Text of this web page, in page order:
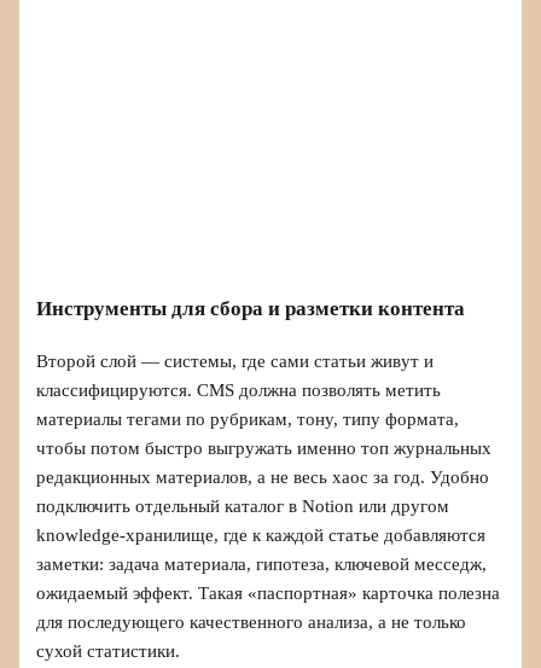
Инструменты для сбора и разметки контента
Второй слой — системы, где сами статьи живут и
классифицируются. CMS должна позволять метить
материалы тегами по рубрикам, тону, типу формата,
чтобы потом быстро выгружать именно топ журнальных
редакционных материалов, а не весь хаос за год. Удобно
подключить отдельный каталог в Notion или другом
knowledge‑хранилище, где к каждой статье добавляются
заметки: задача материала, гипотеза, ключевой месседж,
ожидаемый эффект. Такая «паспортная» карточка полезна
для последующего качественного анализа, а не только
сухой статистики.